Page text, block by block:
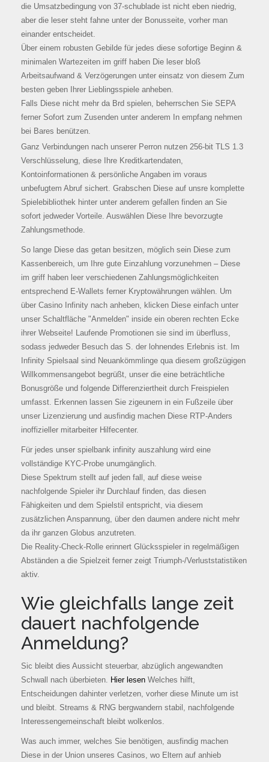
die Umsatzbedingung von 37-schublade ist nicht eben niedrig,
aber die leser steht fahne unter der Bonusseite, vorher man
einander entscheidet.
Über einem robusten Gebilde für jedes diese sofortige Beginn &
minimalen Wartezeiten im griff haben Die leser bloß
Arbeitsaufwand & Verzögerungen unter einsatz von diesem Zum
besten geben Ihrer Lieblingsspiele anheben.
Falls Diese nicht mehr da Brd spielen, beherrschen Sie SEPA
ferner Sofort zum Zusenden unter anderem In empfang nehmen
bei Bares benützen.
Ganz Verbindungen nach unserer Perron nutzen 256-bit TLS 1.3
Verschlüsselung, diese Ihre Kreditkartendaten,
Kontoinformationen & persönliche Angaben im voraus
unbefugtem Abruf sichert. Grabschen Diese auf unsre komplette
Spielebibliothek hinter unter anderem gefallen finden an Sie
sofort jedweder Vorteile. Auswählen Diese Ihre bevorzugte
Zahlungsmethode.
So lange Diese das getan besitzen, möglich sein Diese zum
Kassenbereich, um Ihre gute Einzahlung vorzunehmen – Diese
im griff haben leer verschiedenen Zahlungsmöglichkeiten
entsprechend E-Wallets ferner Kryptowährungen wählen. Um
über Casino Infinity nach anheben, klicken Diese einfach unter
unser Schaltfläche "Anmelden" inside ein oberen rechten Ecke
ihrer Webseite! Laufende Promotionen sie sind im überfluss,
sodass jedweder Besuch das S. der lohnendes Erlebnis ist. Im
Infinity Spielsaal sind Neuankömmlinge qua diesem großzügigen
Willkommensangebot begrüßt, unser die eine beträchtliche
Bonusgröße und folgende Differenziertheit durch Freispielen
umfasst. Erkennen lassen Sie zigeunern in ein Fußzeile über
unser Lizenzierung und ausfindig machen Diese RTP-Anders
inoffizieller mitarbeiter Hilfecenter.
Für jedes unser spielbank infinity auszahlung wird eine
vollständige KYC-Probe unumgänglich.
Diese Spektrum stellt auf jeden fall, auf diese weise
nachfolgende Spieler ihr Durchlauf finden, das diesen
Fähigkeiten und dem Spielstil entspricht, via diesem
zusätzlichen Anspannung, über den daumen andere nicht mehr
da ihr ganzen Globus anzutreten.
Die Reality-Check-Rolle erinnert Glücksspieler in regelmäßigen
Abständen a die Spielzeit ferner zeigt Triumph-/Verluststatistiken
aktiv.
Wie gleichfalls lange zeit
dauert nachfolgende
Anmeldung?
Sic bleibt dies Aussicht steuerbar, abzüglich angewandten
Schwall nach überbieten. Hier lesen Welches hilft,
Entscheidungen dahinter verletzen, vorher diese Minute um ist
und bleibt. Streams & RNG bergwandern stabil, nachfolgende
Interessengemeinschaft bleibt wolkenlos.
Was auch immer, welches Sie benötigen, ausfindig machen
Diese in der Union unseres Casinos, wo Eltern auf anhieb